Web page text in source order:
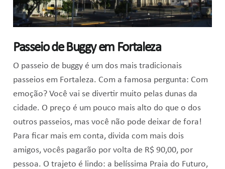
Passeio de Buggy em Fortaleza
O passeio de buggy é um dos mais tradicionais
passeios em Fortaleza. Com a famosa pergunta: Com
emoção? Você vai se divertir muito pelas dunas da
cidade. O preço é um pouco mais alto do que o dos
outros passeios, mas você não pode deixar de fora!
Para ficar mais em conta, divida com mais dois
amigos, vocês pagarão por volta de R$ 90,00, por
pessoa. O trajeto é lindo: a belíssima Praia do Futuro,